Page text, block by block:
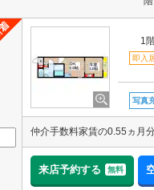
1
即入
写真
来店予約する 無料